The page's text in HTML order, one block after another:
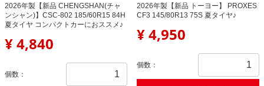
2026年製【新品 CHENGSHAN(チャ
ンシャン)】CSC-802 185/60R15 84H
夏タイヤ コンパクトカーにおススメ♪
¥ 4,840
個数：
2026年製【新品 トーヨー】 PROXES
CF3 145/80R13 75S 夏タイヤ♪
¥ 4,950
個数：